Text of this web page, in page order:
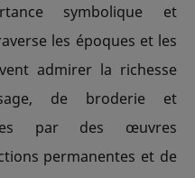
symbolique et
les époques et les
admirer la richesse
de broderie et
par des œuvres
permanentes et de